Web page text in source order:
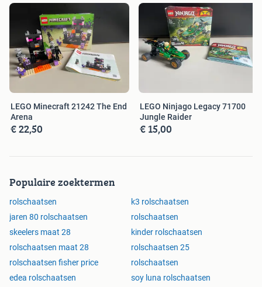
LEGO Minecraft 21242 The End
Arena
€ 22,50
LEGO Ninjago Legacy 71700
Jungle Raider
€ 15,00
Populaire zoektermen
rolschaatsen
k3 rolschaatsen
jaren 80 rolschaatsen
rolschaatsen
skeelers maat 28
kinder rolschaatsen
rolschaatsen maat 28
rolschaatsen 25
rolschaatsen fisher price
rolschaatsen
edea rolschaatsen
soy luna rolschaatsen